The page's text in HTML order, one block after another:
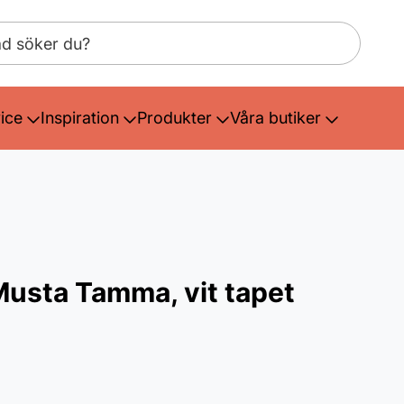
Inspiration Produkter Våra butiker
Tamma, vit tapet